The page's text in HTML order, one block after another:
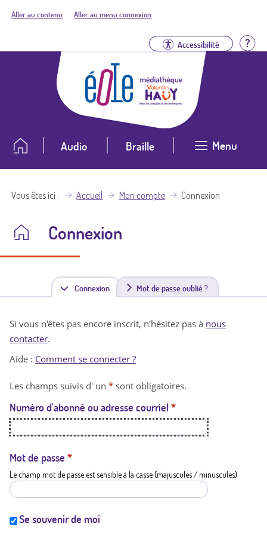
Aller au contenu Aller au menu connexion
Accessibilité
Audio Braille Menu
Vous êtes ici Accueil Mon compte Connexion
Connexion
Connexion(
n
t
a
t
i
Mot de passe oublié ?
Si vous n'êtes pas encore inscrit, n'hésitez pas à nous
contacter.
Aide : Comment se connecter ?
Les champs suivis d' un * sont obligatoires.
Numéro d'abonné ou adresse courriel *
Mot de passe *
Le champ mot de passe est sensible à la casse (majuscules / minuscules)
Se souvenir de moi